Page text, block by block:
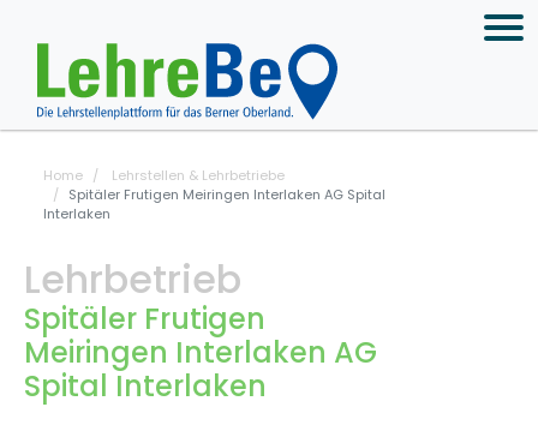
Home
Lehrstellen & Lehrbetriebe
Spitäler Frutigen Meiringen Interlaken AG Spital
Interlaken
Lehrbetrieb
Spitäler Frutigen
Meiringen Interlaken AG
Spital Interlaken